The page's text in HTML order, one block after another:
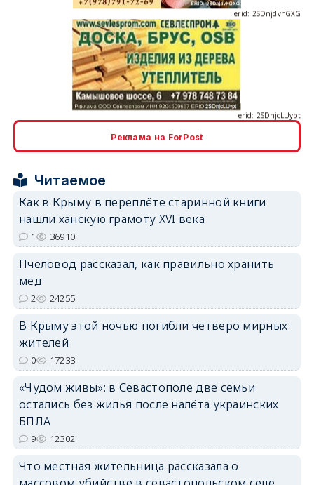
erid: 2SDnjdPjgYS
erid: 2SDnjdvhGXG
Реклама на ForPost
Читаемое
Как в Крыму в переплёте старинной книги
нашли ханскую грамоту XVI века
1 36910
Пчеловод рассказал, как правильно хранить
мёд
2 24255
В Крыму этой ночью погибли четверо мирных
жителей
0 17233
«Чудом живы»: в Севастополе две семьи
остались без жилья после налёта украинских
БПЛА
9 12302
Что местная жительница рассказала о